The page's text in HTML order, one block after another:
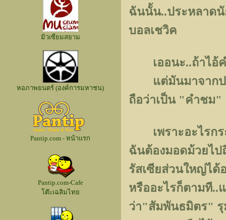
มิวเซียมสยาม
หอภาพยนตร์ (องค์การมหาชน)
Pantip.com - หน้าแรก
Pantip.com-Cafe
โต๊ะเฉลิมไทย
ฉันนั้น..ประหลาดนั
บอลเชวิค
เออนะ..ถ้าไอ้ค
แต่มันมาจากปา
ถือว่าเป็น "คำชม"
เพราะอะไรกระ
ฉันต้องมอดม้วยไป
รัสเซียส่วนใหญ่ได้
หรืออะไรก็ตามที..
ว่า"สัมพันธมิตร" รุ